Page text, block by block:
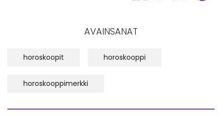
AVAINSANAT
horoskoopit horoskooppi
horoskooppimerkki